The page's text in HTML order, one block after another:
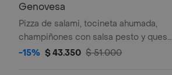
Genovesa
Pizza de salami, tocineta ahumada,
champiñones con salsa pesto y queso
parmesano con tamaño a elegir.
-15% $ 43.350 $ 51.000